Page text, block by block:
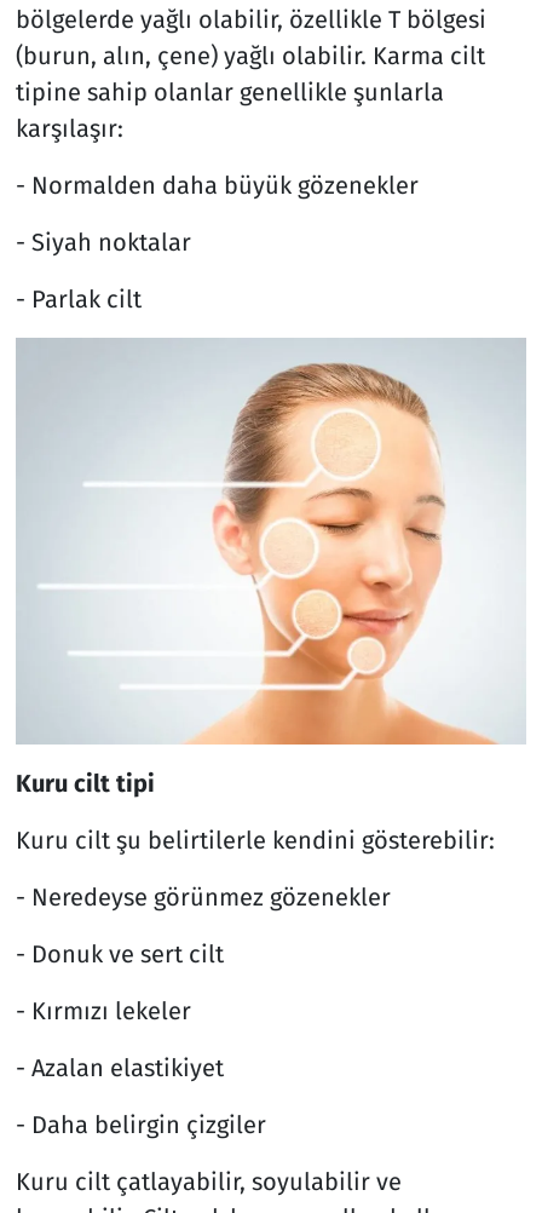
bölgelerde yağlı olabilir, özellikle T bölgesi
(burun, alın, çene) yağlı olabilir. Karma cilt
tipine sahip olanlar genellikle şunlarla
karşılaşır:
- Normalden daha büyük gözenekler
- Siyah noktalar
- Parlak cilt
Kuru cilt tipi
Kuru cilt şu belirtilerle kendini gösterebilir:
- Neredeyse görünmez gözenekler
- Donuk ve sert cilt
- Kırmızı lekeler
- Azalan elastikiyet
- Daha belirgin çizgiler
Kuru cilt çatlayabilir, soyulabilir ve